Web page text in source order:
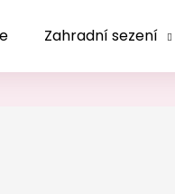
Zahradní sezení